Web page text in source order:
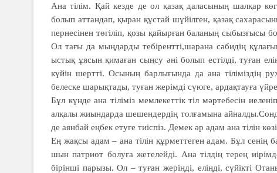
Ана тілім. Қай кезде де ол қазақ даласының шалқар
болып аттандап, қыран құстай шүйілген, қазақ
пернесінен төгіліп, қозы қайырған баланың
Ол тағы да мыңдарды тебірентті,шарана сәбидің
ыстық ұясын қимаған сыңсу әні болып естілді, туған
күйін шертті. Осының барлығында да ана тіліміздің
белеске шарықтады, туған жерімді сүюге, ардақтауға
Бұл күнде ана тіліміз мемлекеттік тіл мәртебесін
алқалы жиындарда шешендердің толғамына
де аянбай еңбек етуге тиіспіз. Демек әр адам ана тілін
Ең жақсы адам – ана тілін құрметтеген адам. Бұл сенің
шын патриот болуға жетелейді. Ана тілдің терең
бірінші парызы. Ол – туған жеріңді, еліңді, сүйікті